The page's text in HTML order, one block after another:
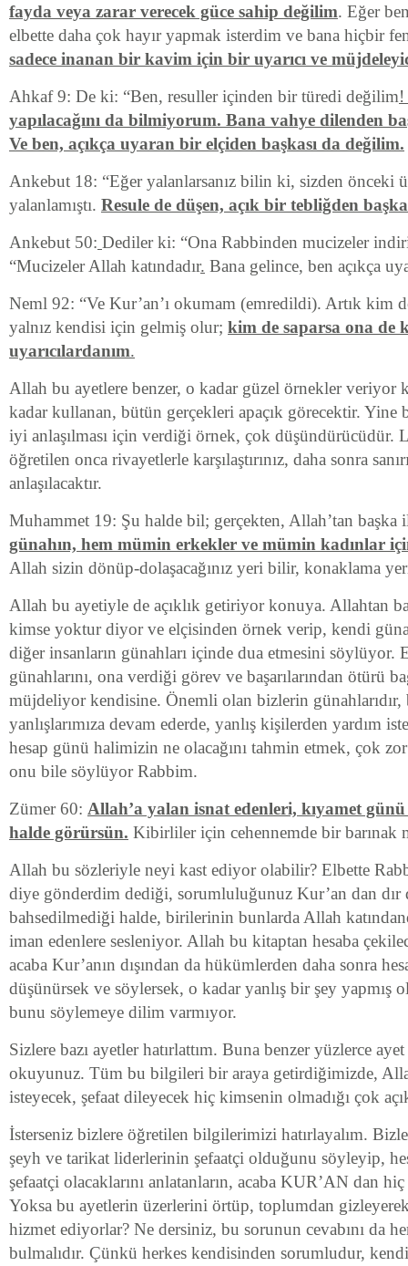
fayda veya zarar verecek güce sahip değilim. Eğer
elbette daha çok hayır yapmak isterdim ve bana hiçbir
sadece inanan bir kavim için bir uyarıcı ve
Ahkaf 9: De ki: “Ben, resuller içinden bir türedi değilim!
yapılacağını da bilmiyorum. Bana vahye dilenden
Ve ben, açıkça uyaran bir elçiden başkası da değilim.
Ankebut 18: “Eğer yalanlarsanız bilin ki, sizden önceki
yalanlamıştı. Resule de düşen, açık bir tebliğden
Ankebut 50: Dediler ki: “Ona Rabbinden mucizeler
“Mucizeler Allah katındadır. Bana gelince, ben açıkça
Neml 92: “Ve Kur’an’ı okumam (emredildi). Artık kim
yalnız kendisi için gelmiş olur; kim de saparsa ona de
uyarıcılardanım.
Allah bu ayetlere benzer, o kadar güzel örnekler veriyor
kadar kullanan, bütün gerçekleri apaçık görecektir. Yine
iyi anlaşılması için verdiği örnek, çok düşündürücüdür.
öğretilen onca rivayetlerle karşılaştırınız, daha sonra
anlaşılacaktır.
Muhammet 19: Şu halde bil; gerçekten, Allah’tan başka
günahın, hem mümin erkekler ve mümin kadınlar
Allah sizin dönüp-dolaşacağınız yeri bilir, konaklama
Allah bu ayetiyle de açıklık getiriyor konuya. Allahtan
kimse yoktur diyor ve elçisinden örnek verip, kendi
diğer insanların günahları içinde dua etmesini söylüyor.
günahlarını, ona verdiği görev ve başarılarından ötürü
müjdeliyor kendisine. Önemli olan bizlerin günahlarıdır,
yanlışlarımıza devam ederde, yanlış kişilerden yardım
hesap günü halimizin ne olacağını tahmin etmek, çok
onu bile söylüyor Rabbim.
Zümer 60: Allah’a yalan isnat edenleri, kıyamet
halde görürsün. Kibirliler için cehennemde bir barınak
Allah bu sözleriyle neyi kast ediyor olabilir? Elbette
diye gönderdim dediği, sorumluluğunuz Kur’an dan
bahsedilmediği halde, birilerinin bunlarda Allah
iman edenlere sesleniyor. Allah bu kitaptan hesaba
acaba Kur’anın dışından da hükümlerden daha sonra
düşünürsek ve söylersek, o kadar yanlış bir şey yapmış
bunu söylemeye dilim varmıyor.
Sizlere bazı ayetler hatırlattım. Buna benzer yüzlerce
okuyunuz. Tüm bu bilgileri bir araya getirdiğimizde,
isteyecek, şefaat dileyecek hiç kimsenin olmadığı çok
İsterseniz bizlere öğretilen bilgilerimizi hatırlayalım.
şeyh ve tarikat liderlerinin şefaatçi olduğunu söyleyip,
şefaatçi olacaklarını anlatanların, acaba KUR’AN dan
Yoksa bu ayetlerin üzerlerini örtüp, toplumdan
hizmet ediyorlar? Ne dersiniz, bu sorunun cevabını da
bulmalıdır. Çünkü herkes kendisinden sorumludur,